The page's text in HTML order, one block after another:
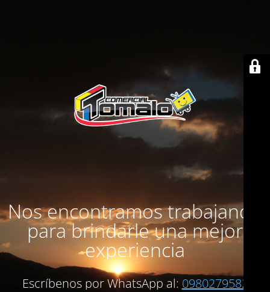
Nos encontramos trabajando
para brindarle una mejor
experiencia
Escríbenos por WhatsApp al: 0980279582